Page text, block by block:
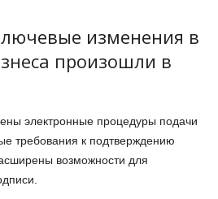
изменения в
произошли в
электронные процедуры подачи
требования к подтверждению
возможности для